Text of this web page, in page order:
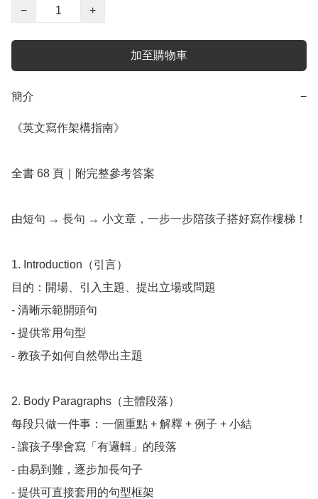
−
+
加至購物車
簡介 −
《英文寫作架構指南》
全書 68 頁｜附完整參考答案
由短句 → 長句 → 小文章，一步一步陪孩子搭好寫作樓梯！
1. Introduction（引言）
目的：開場、引入主題、提出立場或問題
- 清晰示範開頭句
- 提供常用句型
- 教孩子如何自然帶出主題
2. Body Paragraphs（主體段落）
每段只做一件事：一個重點 + 解釋 + 例子 + 小結
- 讓孩子學會寫「有邏輯」的段落
- 由易到難，逐步加長句子
- 提供可直接套用的句型框架